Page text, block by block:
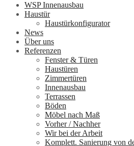
WSP Innenausbau
Haustür
Haustürkonfigurator
News
Über uns
Referenzen
Fenster & Türen
Haustüren
Zimmertüren
Innenausbau
Terrassen
Böden
Möbel nach Maß
Vorher / Nachher
Wir bei der Arbeit
Komplett. Sanierung von